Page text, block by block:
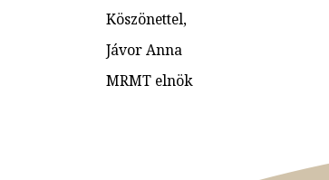
Köszönettel,
Jávor Anna
MRMT elnök